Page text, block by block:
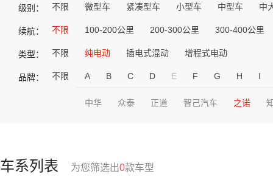
级别： 不限 微型车 紧凑型车 小型车 中型车 中
续航： 不限 100-200公里 200-300公里 300-400公里
类型： 不限 纯电动 插电式混动 增程式电动
品牌： 不限 A B C D E F G H I
中华 众泰 正道 智己汽车 之诺
车系列表 为您筛选出0款车型